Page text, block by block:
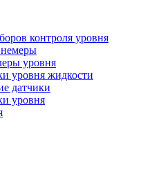
контроля уровня
уровня
уровня жидкости
датчики
уровня